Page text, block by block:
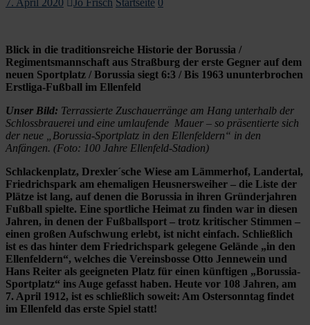
Blick in die traditionsreiche Historie der Borussia /
Regimentsmannschaft aus Straßburg der erste Gegner auf dem
neuen Sportplatz / Borussia siegt 6:3 / Bis 1963 ununterbrochen
Erstliga-Fußball im Ellenfeld
Unser Bild: Terrassierte Zuschauerränge am Hang unterhalb der
Schlossbrauerei und eine umlaufende Mauer – so präsentierte sich
der neue „Borussia-Sportplatz in den Ellenfeldern“ in den
Anfängen. (Foto: 100 Jahre Ellenfeld-Stadion)
Schlackenplatz, Drexler´sche Wiese am Lämmerhof, Landertal,
Friedrichspark am ehemaligen Heusnersweiher – die Liste der
Plätze ist lang, auf denen die Borussia in ihren Gründerjahren
Fußball spielte. Eine sportliche Heimat zu finden war in diesen
Jahren, in denen der Fußballsport – trotz kritischer Stimmen –
einen großen Aufschwung erlebt, ist nicht einfach. Schließlich
ist es das hinter dem Friedrichspark gelegene Gelände „in den
Ellenfeldern“, welches die Vereinsbosse Otto Jennewein und
Hans Reiter als geeigneten Platz für einen künftigen „Borussia-
Sportplatz“ ins Auge gefasst haben. Heute vor 108 Jahren, am
7. April 1912, ist es schließlich soweit: Am Ostersonntag findet
im Ellenfeld das erste Spiel statt!